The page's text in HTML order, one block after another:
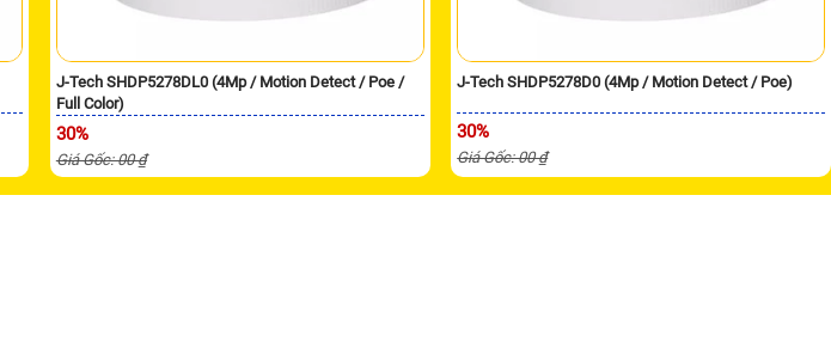
J-Tech SHDP5278DL0 (4Mp / Motion Detect / Poe /
Full Color)
30%
Giá Gốc: 00 ₫
J-Tech SHDP5278D0 (4Mp / Motion Detect / Poe)
30%
Giá Gốc: 00 ₫